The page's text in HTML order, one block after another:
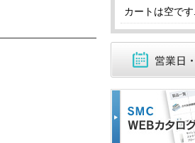
カートは空です...